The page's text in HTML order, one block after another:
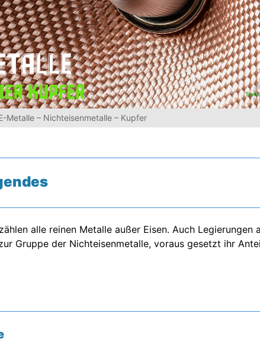
Metalle – Nichteisenmetalle – Kupfer
alle reinen Metalle außer Eisen. Auch Legierungen
Gruppe der Nichteisenmetalle, voraus gesetzt ihr